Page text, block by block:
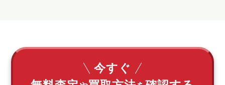
今すぐ